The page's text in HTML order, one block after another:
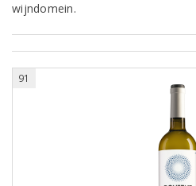
wijndomein.
91